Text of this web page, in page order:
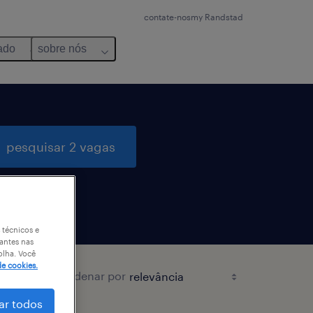
contate-nosmy Randstad
sobre nós
pesquisar 2 vagas
ordenar por
técnicos e
nas
Você
cookies.
todos